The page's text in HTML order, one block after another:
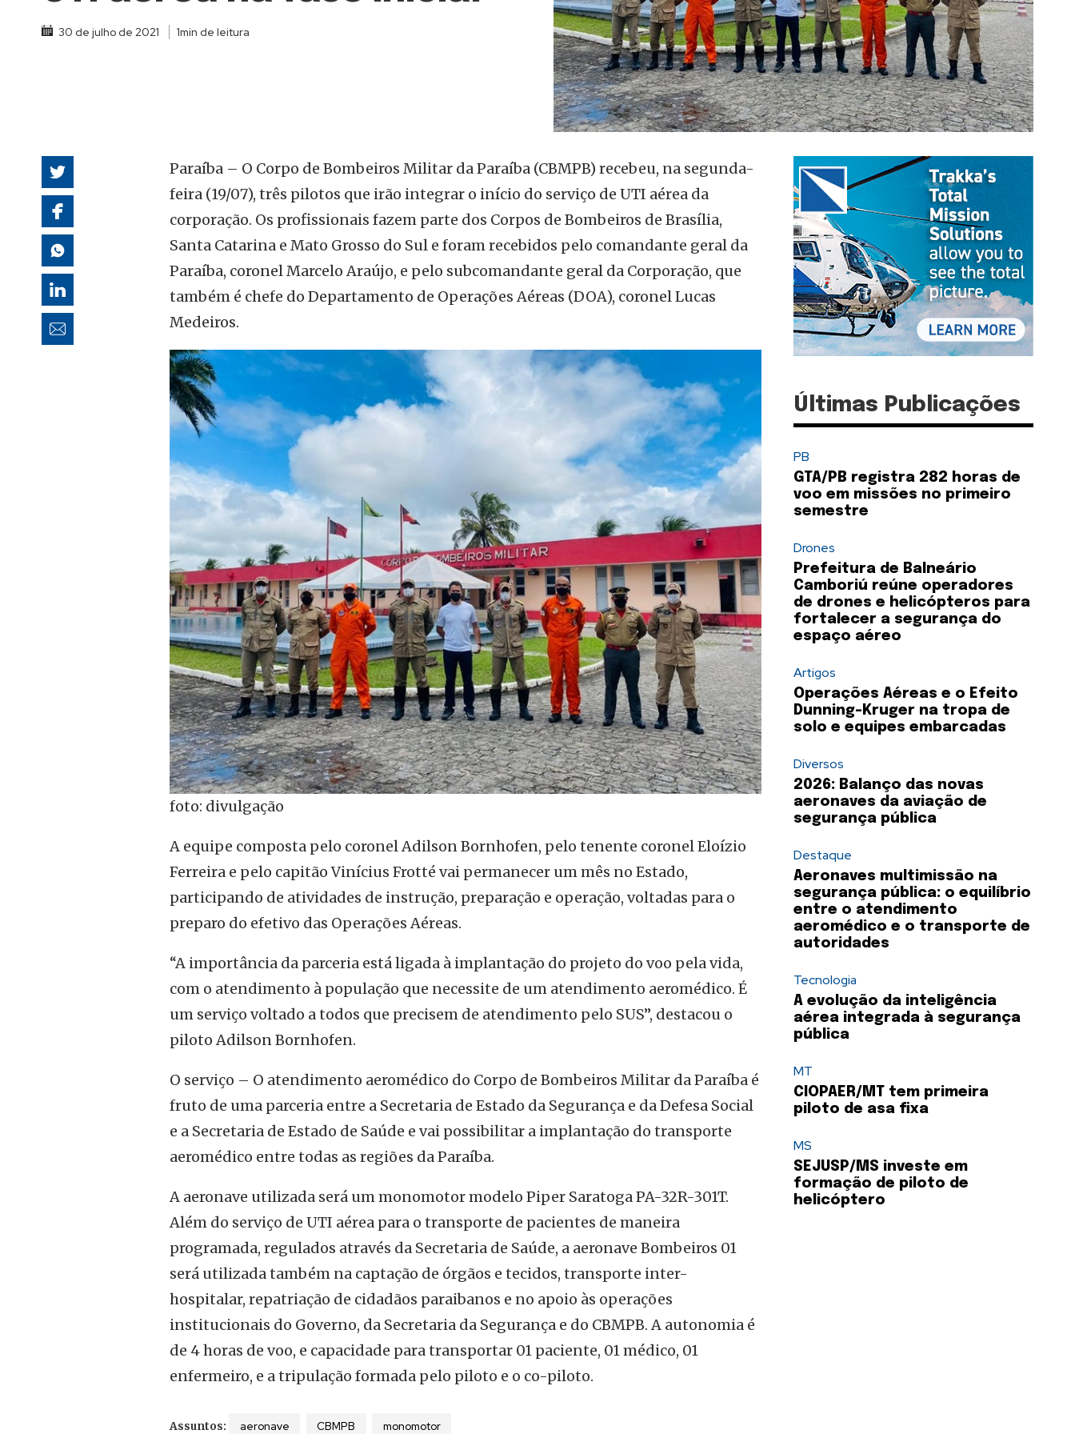
30 de julho de 2021 1min de leitura
Paraíba – O Corpo de Bombeiros Militar da Paraíba (CBMPB) recebeu, na segunda-
feira (19/07), três pilotos que irão integrar o início do serviço de UTI aérea da
corporação. Os profissionais fazem parte dos Corpos de Bombeiros de Brasília,
Santa Catarina e Mato Grosso do Sul e foram recebidos pelo comandante geral da
Paraíba, coronel Marcelo Araújo, e pelo subcomandante geral da Corporação, que
também é chefe do Departamento de Operações Aéreas (DOA), coronel Lucas
Medeiros.
foto: divulgação
A equipe composta pelo coronel Adilson Bornhofen, pelo tenente coronel Eloízio
Ferreira e pelo capitão Vinícius Frotté vai permanecer um mês no Estado,
participando de atividades de instrução, preparação e operação, voltadas para o
preparo do efetivo das Operações Aéreas.
“A importância da parceria está ligada à implantação do projeto do voo pela vida,
com o atendimento à população que necessite de um atendimento aeromédico. É
um serviço voltado a todos que precisem de atendimento pelo SUS”, destacou o
piloto Adilson Bornhofen.
O serviço – O atendimento aeromédico do Corpo de Bombeiros Militar da Paraíba é
fruto de uma parceria entre a Secretaria de Estado da Segurança e da Defesa Social
e a Secretaria de Estado de Saúde e vai possibilitar a implantação do transporte
aeromédico entre todas as regiões da Paraíba.
A aeronave utilizada será um monomotor modelo Piper Saratoga PA-32R-301T.
Além do serviço de UTI aérea para o transporte de pacientes de maneira
programada, regulados através da Secretaria de Saúde, a aeronave Bombeiros 01
será utilizada também na captação de órgãos e tecidos, transporte inter-
hospitalar, repatriação de cidadãos paraibanos e no apoio às operações
institucionais do Governo, da Secretaria da Segurança e do CBMPB. A autonomia é
de 4 horas de voo, e capacidade para transportar 01 paciente, 01 médico, 01
enfermeiro, e a tripulação formada pelo piloto e o co-piloto.
Assuntos: aeronave CBMPB monomotor
Últimas Publicações
PB
GTA/PB registra 282 horas de
voo em missões no primeiro
semestre
Drones
Prefeitura de Balneário
Camboriú reúne operadores
de drones e helicópteros para
fortalecer a segurança do
espaço aéreo
Artigos
Operações Aéreas e o Efeito
Dunning-Kruger na tropa de
solo e equipes embarcadas
Diversos
2026: Balanço das novas
aeronaves da aviação de
segurança pública
Destaque
Aeronaves multimissão na
segurança pública: o equilíbrio
entre o atendimento
aeromédico e o transporte de
autoridades
Tecnologia
A evolução da inteligência
aérea integrada à segurança
pública
MT
CIOPAER/MT tem primeira
piloto de asa fixa
MS
SEJUSP/MS investe em
formação de piloto de
helicóptero